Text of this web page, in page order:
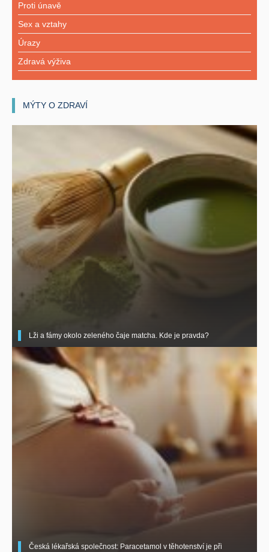
Proti únavě
Sex a vztahy
Úrazy
Zdravá výživa
MÝTY O ZDRAVÍ
Lži a fámy okolo zeleného čaje matcha. Kde je pravda?
Česká lékařská společnost: Paracetamol v těhotenství je při